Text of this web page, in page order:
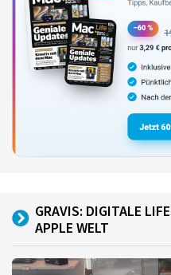
GRAVIS: DIGITALE
APPLE WELT